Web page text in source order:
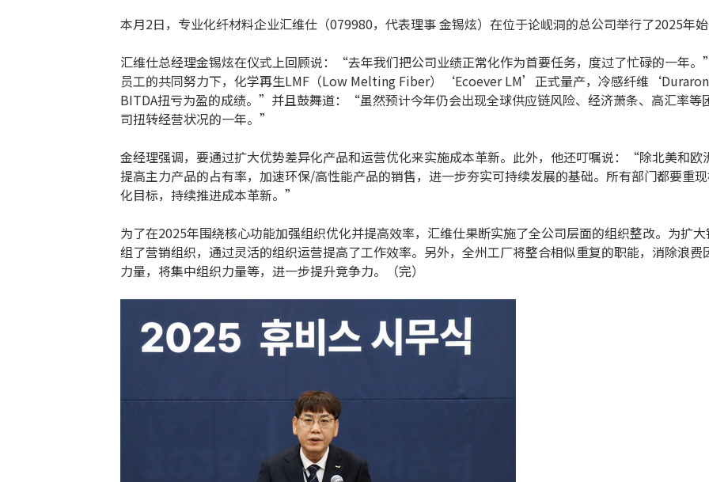
本月2日，专业化纤材料企业汇维仕（079980，代表理事 金锡炫）在位于论岘洞的总公司举行了2025年
汇维仕总经理金锡炫在仪式上回顾说：“去年我们把公司业绩正常化作为首要任务，度过了忙碌的一年
员工的共同努力下，化学再生LMF（Low Melting Fiber）‘Ecoever LM’正式量产，冷感纤维
BITDA扭亏为盈的成绩。”并且鼓舞道：“虽然预计今年仍会出现全球供应链风险、经济萧条、高汇率等
司扭转经营状况的一年。”
金经理强调，要通过扩大优势差异化产品和运营优化来实施成本革新。此外，他还叮嘱说：“除北美和
提高主力产品的占有率，加速环保/高性能产品的销售，进一步夯实可持续发展的基础。所有部门都要重
化目标，持续推进成本革新。”
为了在2025年围绕核心功能加强组织优化并提高效率，汇维仕果断实施了全公司层面的组织整改。为扩
组了营销组织，通过灵活的组织运营提高了工作效率。另外，全州工厂将整合相似重复的职能，消除浪
力量，将集中组织力量等，进一步提升竞争力。（完）